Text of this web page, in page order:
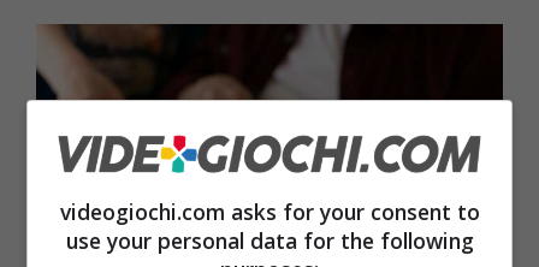
videogiochi.com asks for your consent to
use your personal data for the following